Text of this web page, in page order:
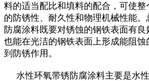
料的适当配比和填料的配合，可使
的防锈性、耐久性和物理机械性能
防腐涂料既要对锈蚀的钢铁表面有
也能在光洁的钢铁表面上形成能阻蚀
到防锈作用。
水性环氧带锈防腐涂料主要是水